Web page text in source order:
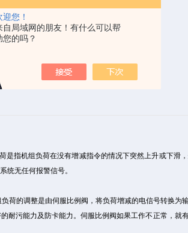
迎您！
自局域网的朋友！有什么可以帮
您的吗？
指机组负荷在没有增减指令的情况下突然上升或下滑
统无任何报警信号。
的调整是由伺服比例阀，将负荷增减的电信号转换为
污能力及防卡能力。伺服比例阀如果工作不正常，